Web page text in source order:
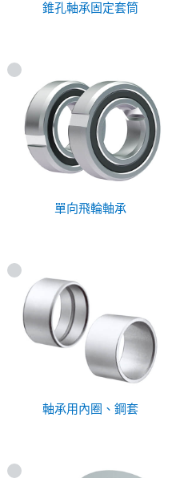
錐孔軸承固定套筒
單向飛輪軸承
軸承用內圈、鋼套